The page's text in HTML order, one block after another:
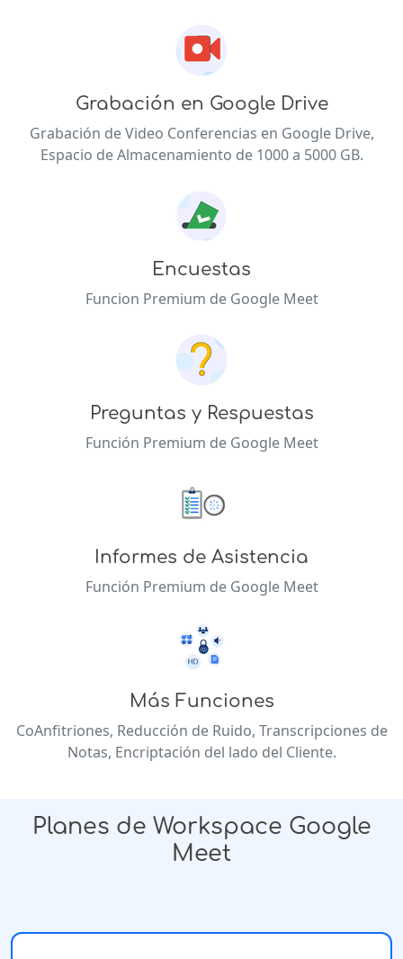
Grabación en Google Drive
Grabación de Video Conferencias en Google Drive,
Espacio de Almacenamiento de 1000 a 5000 GB.
Encuestas
Funcion Premium de Google Meet
Preguntas y Respuestas
Función Premium de Google Meet
Informes de Asistencia
Función Premium de Google Meet
Más Funciones
CoAnfitriones, Reducción de Ruido, Transcripciones de
Notas, Encriptación del lado del Cliente.
Planes de Workspace Google
Meet